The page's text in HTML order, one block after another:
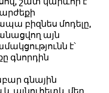
բիզնես մոդելը,
այն
է՝
գնորդին
գնային
և այնուհետև մեր